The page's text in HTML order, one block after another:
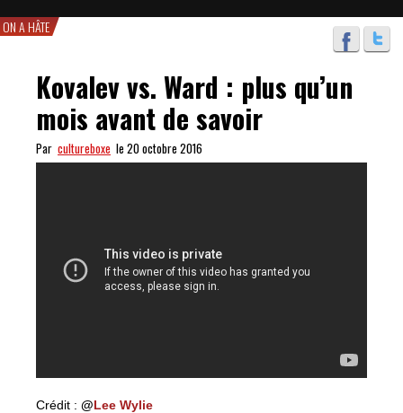
ON A HÂTE
Kovalev vs. Ward : plus qu’un
mois avant de savoir
Par cultureboxe le 20 octobre 2016
Crédit : @Lee Wylie